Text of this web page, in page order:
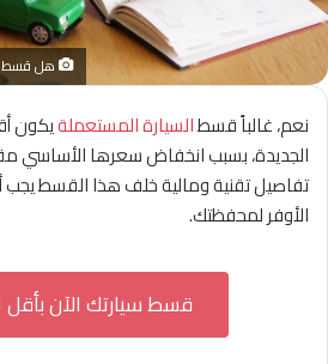
هل قسط
نعم، غالباً قسطالسيارة المستعملةيكون
الجديدة، بسبب انخفاض سعرها الأساسي
تفاصيل تقنية ومالية خلف هذا القسط يجب
الأوفر لمحفظتك.
قسط سيارتك الآن